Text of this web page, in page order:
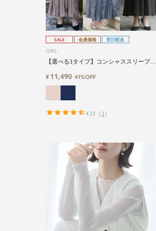
SALE 会員価格 翌日配送
GIRL
【選べる3タイプ】コンシャススリーブ＆
¥ 11,490 41%OFF
4.33 （ 3 ）